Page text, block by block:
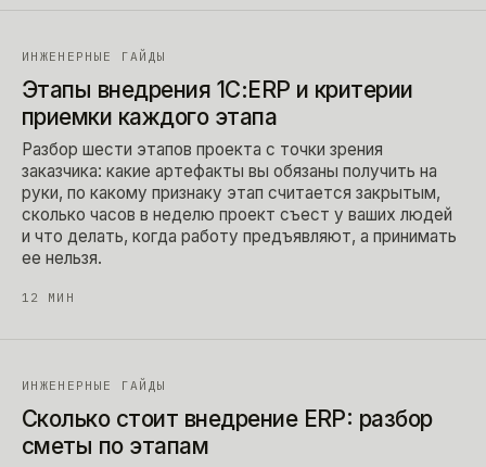
ИНЖЕНЕРНЫЕ ГАЙДЫ
Этапы внедрения 1С:ERP и критерии
приемки каждого этапа
Разбор шести этапов проекта с точки зрения
заказчика: какие артефакты вы обязаны получить на
руки, по какому признаку этап считается закрытым,
сколько часов в неделю проект съест у ваших людей
и что делать, когда работу предъявляют, а принимать
ее нельзя.
12 МИН
ИНЖЕНЕРНЫЕ ГАЙДЫ
Сколько стоит внедрение ERP: разбор
сметы по этапам